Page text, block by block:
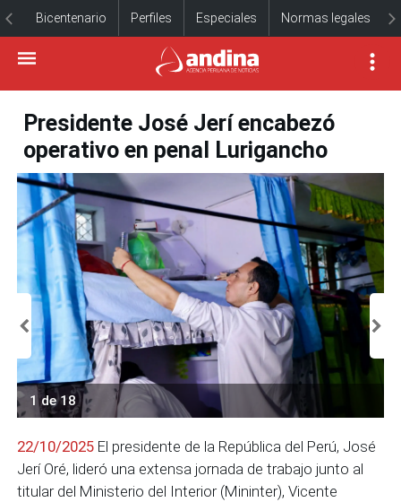
Bicentenario Perfiles Especiales Normas legales
Presidente José Jerí encabezó
operativo en penal Lurigancho
1 de 18
22/10/2025 El presidente de la República del Perú, José
Jerí Oré, lideró una extensa jornada de trabajo junto al
titular del Ministerio del Interior (Mininter), Vicente